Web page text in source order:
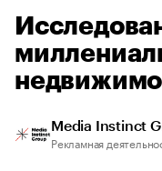
Media Instinct
Рекламная